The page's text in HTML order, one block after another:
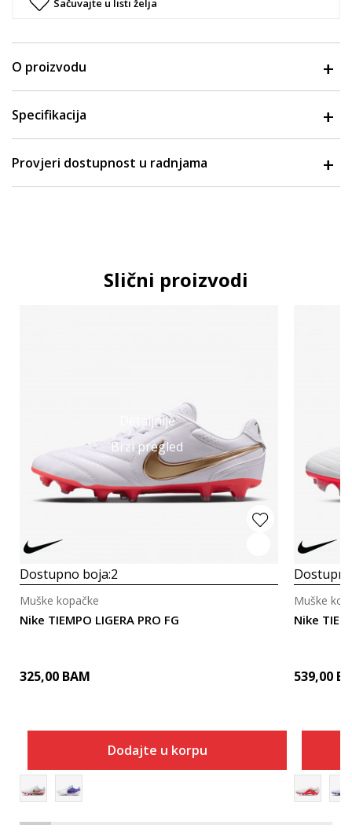
Sačuvajte u listi želja
O proizvodu
Specifikacija
Provjeri dostupnost u radnjama
Slični proizvodi
Detaljnije
Brzi pregled
Dostupno boja:2
Nike TIEMPO LIGERA PRO FG
Muške kopačke
325,00 BAM
Dodajte u korpu
Nike
Muške
539,00